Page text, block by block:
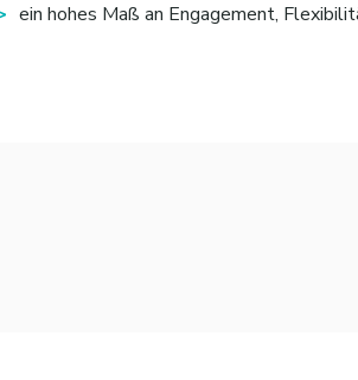
ein hohes Maß an Engagement,